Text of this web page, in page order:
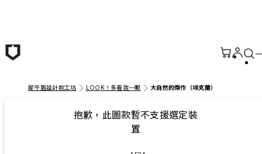
犀牛盾設計款工坊 LOOK！多看我一眼 大自然的傑作（埃克蘭）
抱歉，此圖款暫不支援選定裝
置